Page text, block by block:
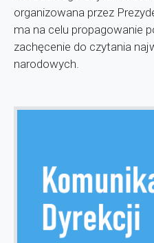
organizowana przez
ma na celu propagowanie
zachęcenie do czytania
narodowych.